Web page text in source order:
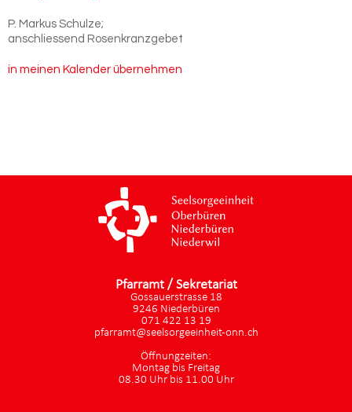
P. Markus Schulze;
anschliessend Rosenkranzgebet
in meinen Kalender übernehmen
Pfarramt / Sekretariat
Gossauerstrasse 18
9246 Niederbüren
071 422 13 19
pfarramt@seelsorgeeinheit-onn.ch
Öffnungzeiten:
Montag bis Freitag
08.30 Uhr bis 11.00 Uhr